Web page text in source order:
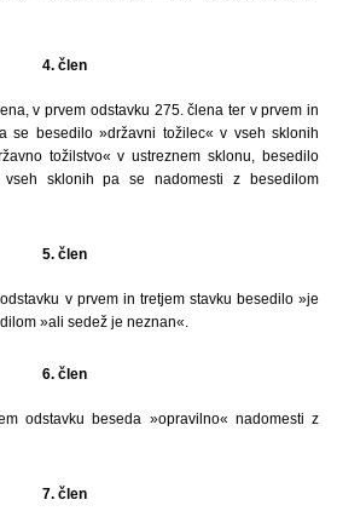
4. člen
v prvem odstavku 275. člena ter v prvem in
se besedilo »državni tožilec« v vseh sklonih
tožilstvo« v ustreznem sklonu, besedilo
vseh sklonih pa se nadomesti z besedilom
5. člen
v prvem in tretjem stavku besedilo »je
»ali sedež je neznan«.
6. člen
odstavku beseda »opravilno« nadomesti z
7. člen